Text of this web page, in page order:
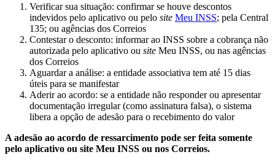
Verificar sua situação: confirmar se houve descontos
indevidos pelo aplicativo ou pelo site Meu INSS; pela Central
135; ou agências dos Correios
Contestar o desconto: informar ao INSS sobre a cobrança não
autorizada pelo aplicativo ou site Meu INSS, ou nas agências
dos Correios
Aguardar a análise: a entidade associativa tem até 15 dias
úteis para se manifestar
Aderir ao acordo: se a entidade não responder ou apresentar
documentação irregular (como assinatura falsa), o sistema
libera a opção de adesão para o recebimento do valor
A adesão ao acordo de ressarcimento pode ser feita somente
pelo aplicativo ou site Meu INSS ou nos Correios.